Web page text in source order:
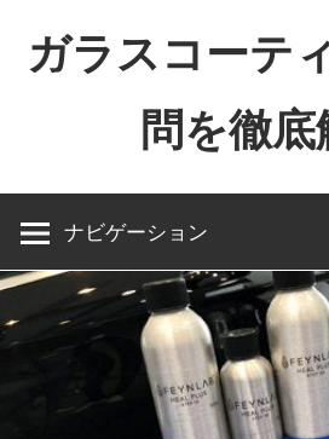
へ
ッ
プ
ガラスコーテ
問を徹底
of
naming
ナビゲーション